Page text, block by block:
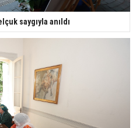
saygıyla anıldı